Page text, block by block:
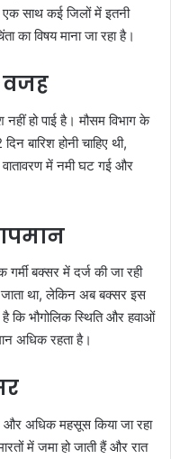
साथ कई जिलों में इतनी
का विषय माना जा रहा है।
वजह
नहीं हो पाई है। मौसम विभाग के
बारिश होनी चाहिए थी,
में नमी घट गई और
बक्सर में दर्ज की जा रही
जाता था, लेकिन अब बक्सर इस
कि भौगोलिक स्थिति और हवाओं
अधिक रहता है।
और अधिक महसूस किया जा रहा
में जमा हो जाती हैं और रात